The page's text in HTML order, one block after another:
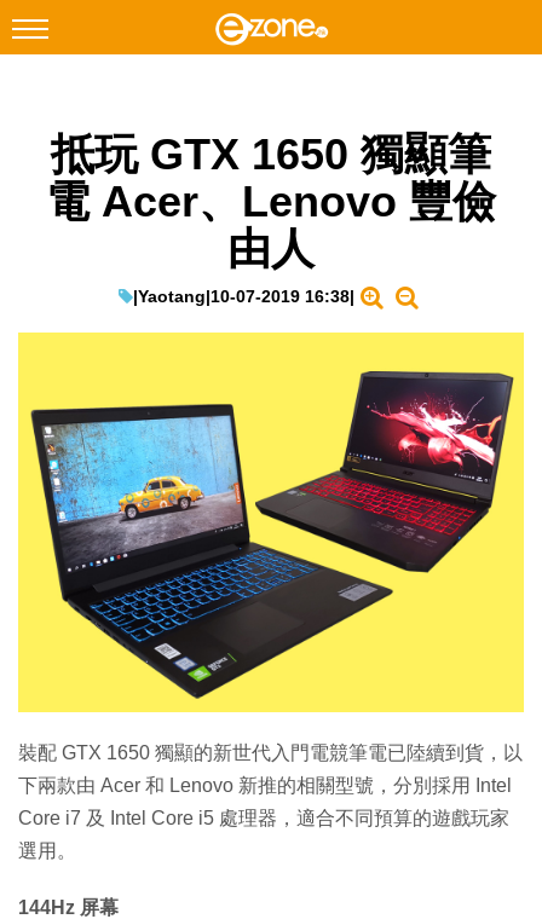
Facebook Instagram
科技焦點
教學評測
IT Times
生成式AI與雲端應用
Enterprise Digital Transformation
抵玩 GTX 1650 獨顯筆
電 Acer、Lenovo 豐儉
由人
|Yaotang|10-07-2019 16:38|
裝配 GTX 1650 獨顯的新世代入門電競筆電已陸續到貨，以
下兩款由 Acer 和 Lenovo 新推的相關型號，分別採用 Intel
Core i7 及 Intel Core i5 處理器，適合不同預算的遊戲玩家
選用。
144Hz 屏幕